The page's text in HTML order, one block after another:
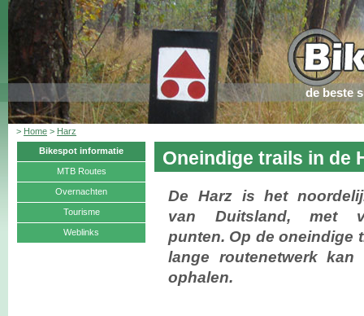
de beste
> Home > Harz
Bikespot informatie
MTB Routes
Overnachten
Tourisme
Weblinks
Oneindige trails in de
De Harz is het
van Duitsland, met
punten. Op de oneindige
lange routenetwerk
ophalen.